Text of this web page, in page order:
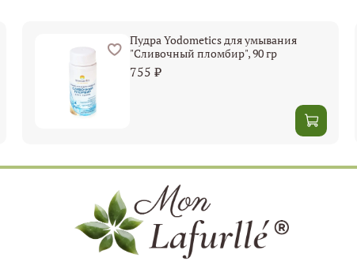
Пудра Yodometics для умывания
"Сливочный пломбир", 90 гр
755 ₽